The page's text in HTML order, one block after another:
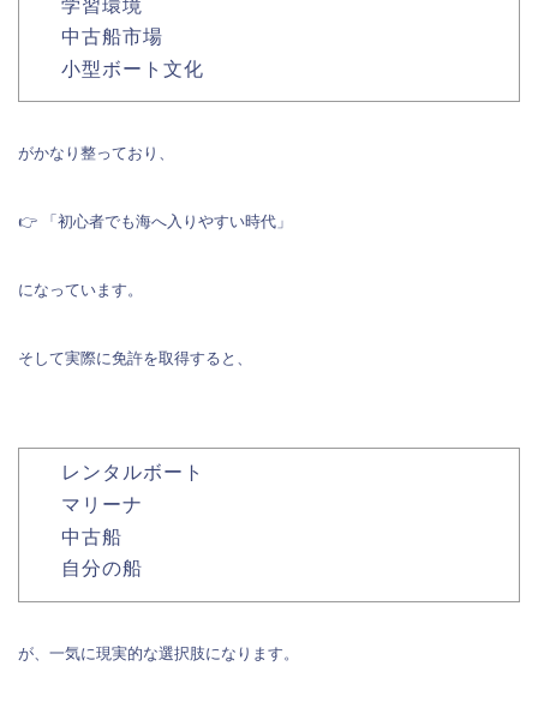
学習環境
中古船市場
小型ボート文化
がかなり整っており、
👉 「初心者でも海へ入りやすい時代」
になっています。
そして実際に免許を取得すると、
レンタルボート
マリーナ
中古船
自分の船
が、一気に現実的な選択肢になります。